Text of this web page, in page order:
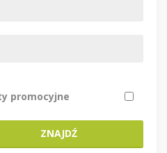
promocyjne
ZNAJDŹ